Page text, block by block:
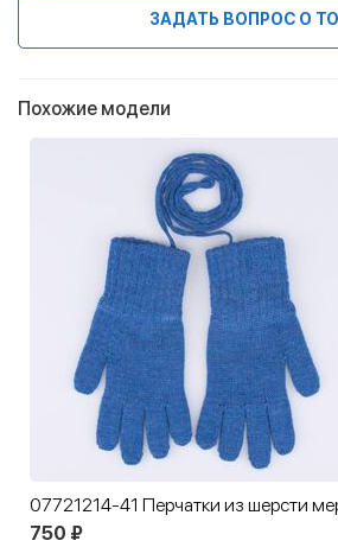
ЗАДАТЬ ВОПРОС О
Похожие модели
750 ₽